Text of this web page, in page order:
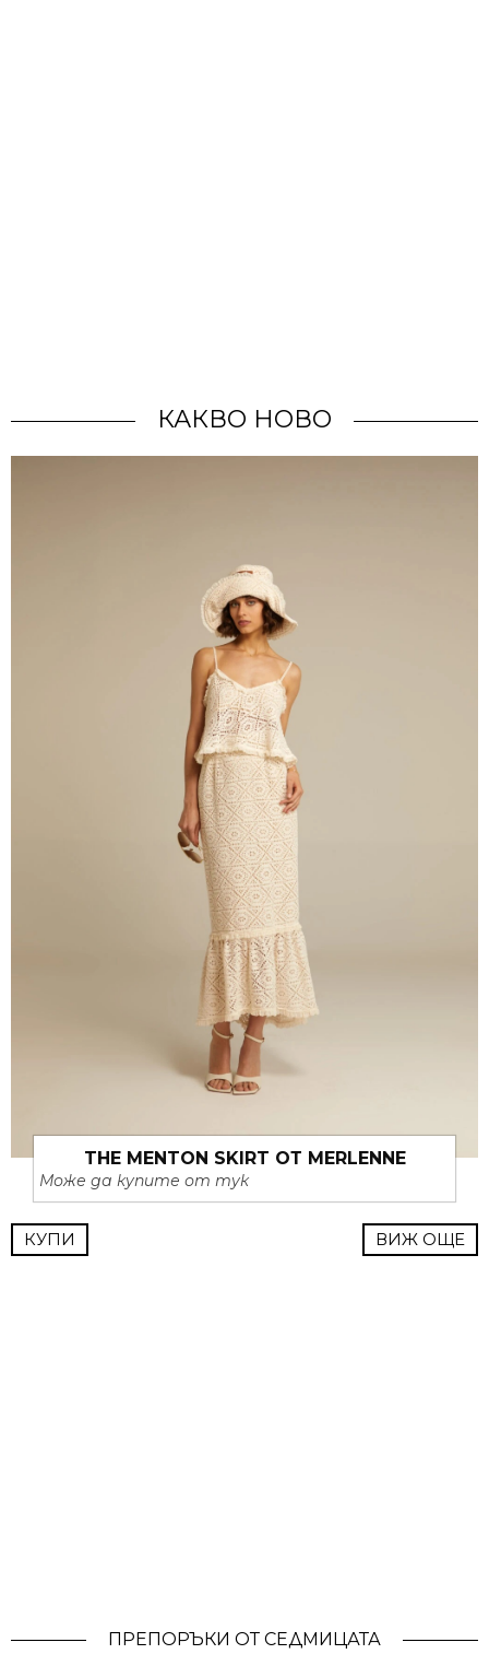
КАКВО НОВО
THE MENTON SKIRT ОТ MERLENNE
Може да купите от тук
КУПИ ВИЖ ОЩЕ
ПРЕПОРЪКИ ОТ СЕДМИЦАТА